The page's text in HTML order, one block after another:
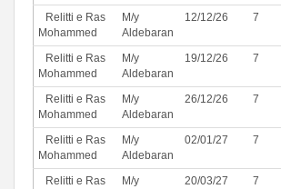
Relitti e Ras
Mohammed
M/y
Aldebaran
12/12/26 7
Relitti e Ras
Mohammed
M/y
Aldebaran
19/12/26 7
Relitti e Ras
Mohammed
M/y
Aldebaran
26/12/26 7
Relitti e Ras
Mohammed
M/y
Aldebaran
02/01/27 7
Relitti e Ras
M/y
20/03/27 7